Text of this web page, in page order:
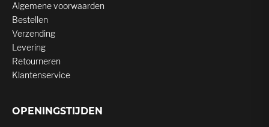
Algemene voorwaarden
Bestellen
Verzending
Levering
Retourneren
Klantenservice
OPENINGSTIJDEN